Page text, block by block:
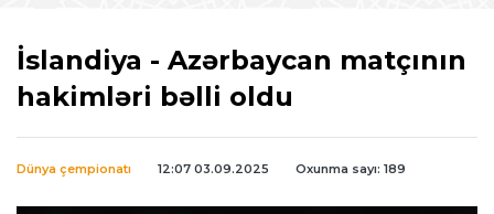
İslandiya - Azərbaycan matçının
hakimləri bəlli oldu
Dünya çempionatı 12:07 03.09.2025 Oxunma sayı: 189